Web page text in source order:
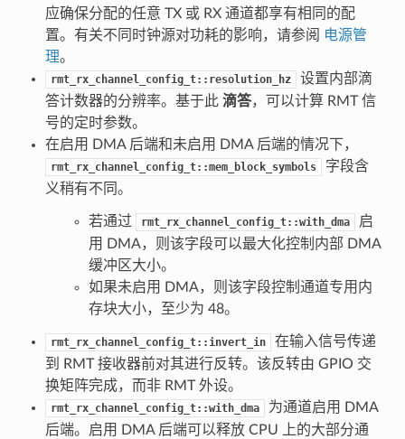
应确保分配的任意 TX 或 RX 通道都享有相同的配
置。有关不同时钟源对功耗的影响，请参阅 电源管
理。
rmt_rx_channel_config_t::resolution_hz
设置内部滴
答计数器的分辨率。基于此 滴答，可以计算 RMT 信
号的定时参数。
在启用 DMA 后端和未启用 DMA 后端的情况下，
rmt_rx_channel_config_t::mem_block_symbols
字段含
义稍有不同。
若通过 rmt_rx_channel_config_t::with_dma
启
用 DMA，则该字段可以最大化控制内部 DMA
缓冲区大小。
如果未启用 DMA，则该字段控制通道专用内
存块大小，至少为 48。
rmt_rx_channel_config_t::invert_in
在输入信号传递
到 RMT 接收器前对其进行反转。该反转由 GPIO 交
换矩阵完成，而非 RMT 外设。
rmt_rx_channel_config_t::with_dma
为通道启用 DMA
后端。启用 DMA 后端可以释放 CPU 上的大部分通